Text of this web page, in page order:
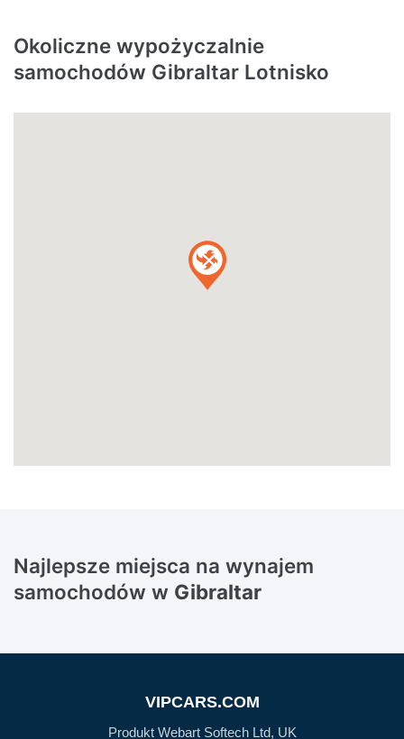
Okoliczne wypożyczalnie
samochodów Gibraltar Lotnisko
Najlepsze miejsca na wynajem
samochodów w Gibraltar
VIPCARS.COM
Produkt Webart Softech Ltd, UK